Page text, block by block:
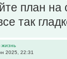
план
так
жизнь
2025, 22:31